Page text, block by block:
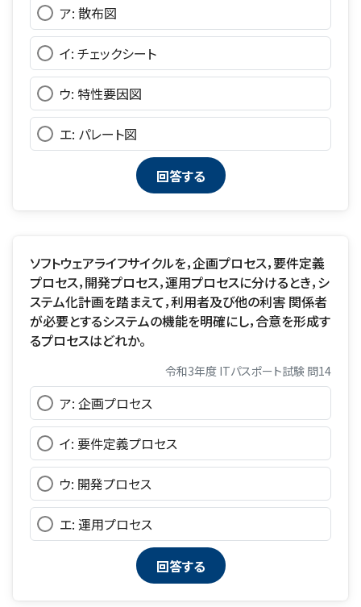
ア: 散布図
イ: チェックシート
ウ: 特性要因図
エ: パレート図
ソフトウェアライフサイクルを，企画プロセス，要件定義
プロセス，開発プロセス，運用プロセスに分けるとき，シ
ステム化計画を踏まえて，利用者及び他の利害 関係者
が必要とするシステムの機能を明確にし，合意を形成す
るプロセスはどれか。
令和3年度 ITパスポート試験 問14
ア: 企画プロセス
イ: 要件定義プロセス
ウ: 開発プロセス
エ: 運用プロセス